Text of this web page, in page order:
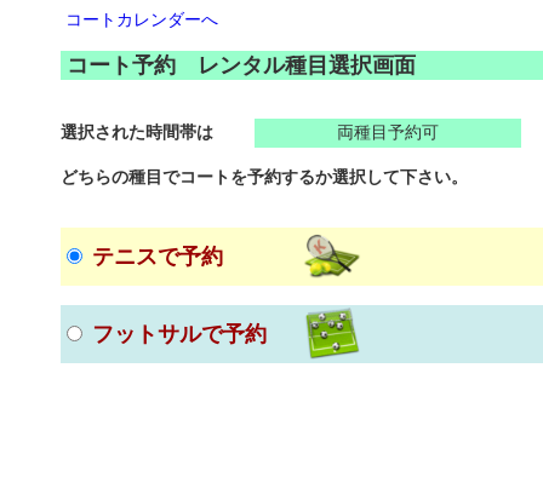
コートカレンダーへ
コート予約 レンタル種目選択画面
選択された時間帯は 両種目予約可
どちらの種目でコートを予約するか選択して下さい。
テニスで予約
フットサルで予約